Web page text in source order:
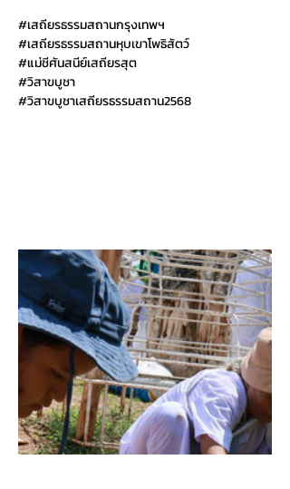
#เสถียรธรรมสถานกรุงเทพฯ
#เสถียรธรรมสถานหุบเขาโพธิสัตว์
#แม่ชีศันสนีย์เสถียรสุต
#วิสาขบูชา
#วิสาขบูชาเสถียรธรรมสถาน2568